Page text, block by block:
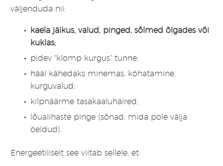
väljenduda nii:
kaela jäikus, valud, pinged, sõlmed õlgades või
kuklas;
pidev “klomp kurgus” tunne;
hääl kähedaks minemas, köhatamine,
kurguvalud;
kilpnäärme tasakaaluhäired;
lõualihaste pinge (sõnad, mida pole välja
öeldud).
Energeetiliselt see viitab sellele, et: